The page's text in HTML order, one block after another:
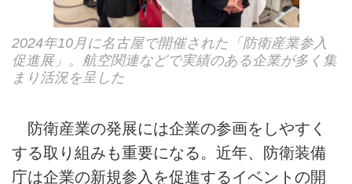
2024年10月に名古屋で開催された「防衛産業参入
促進展」。航空関連などで実績のある企業が多く集
まり活況を呈した
防衛産業の発展には企業の参画をしやすく
する取り組みも重要になる。近年、防衛装備
庁は企業の新規参入を促進するイベントの開